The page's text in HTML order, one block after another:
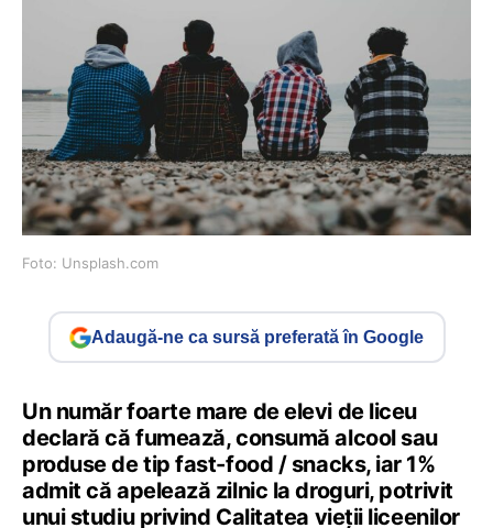
Foto: Unsplash.com
Adaugă-ne ca sursă preferată în Google
Un număr foarte mare de elevi de liceu
declară că fumează, consumă alcool sau
produse de tip fast-food / snacks, iar 1%
admit că apelează zilnic la droguri, potrivit
unui studiu privind Calitatea vieții liceenilor